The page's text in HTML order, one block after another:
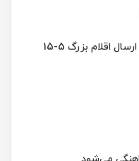
ارسال اقلام کوچک 2-5 روز کاری ارسال اقلام بزرگ 5-15